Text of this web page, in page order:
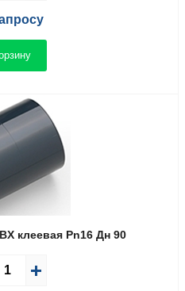
клеевая Pn16 Дн 90